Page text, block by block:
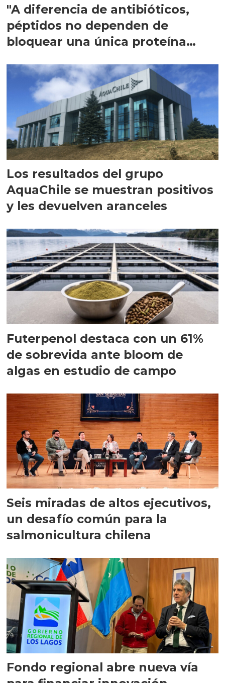
"A diferencia de antibióticos,
péptidos no dependen de
bloquear una única proteína
Los resultados del grupo
AquaChile se muestran positivos
y les devuelven aranceles
Futerpenol destaca con un 61%
de sobrevida ante bloom de
algas en estudio de campo
Seis miradas de altos ejecutivos,
un desafío común para la
salmonicultura chilena
Fondo regional abre nueva vía